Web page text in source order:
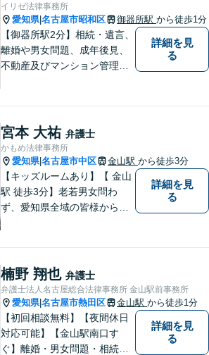
イリゼ法律事務所
愛知県|名古屋市昭和区 御器所駅 から徒歩1分
【御器所駅2分】相続・遺言、
離婚や男女問題、成年後見、
不動産及びマンション管理な
い、丁寧な説明と迅速な対応
を心がけております。【完全
個室】【法テラス利用可】
詳細を見
る
宮本 大祐 弁護士
かもめ法律事務所
愛知県|名古屋市中区 金山駅 から徒歩3分
【キッズルームあり】【 金山
駅 徒歩3分】老若男女問わ
ず、愛知県全域の皆様から愛
ください。
詳細を見
る
楠野 翔也 弁護士
弁護士法人名古屋総合法律事務所 金山駅前事務所
愛知県|名古屋市熱田区 金山駅 から徒歩1分
【初回相談無料】【夜間休日
対応可能】【金山駅南口す
ぐ】離婚・男女問題・相続・
詳細を見
る